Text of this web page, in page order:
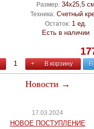
Размер: 34х25,5 см
Техника: Счетный
Остаток: 1 ед.
Есть в наличии
+ В корзину В
Новости →
17.03.2024
НОВОЕ ПОСТУПЛЕНИЕ